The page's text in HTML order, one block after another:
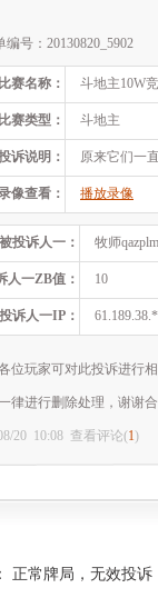
编号：20130820_5902
比赛名称： 斗地主10W
比赛类型： 斗地主
诉说明： 原来它们一
像查看： 播放录像
被投诉人一： 牧师qazplm
人一ZB值： 10
诉人一IP：
位玩家可对此投诉进行
律进行删除处理，谢谢
20 10:08 查看评论(1)
： 正常牌局，无效投诉